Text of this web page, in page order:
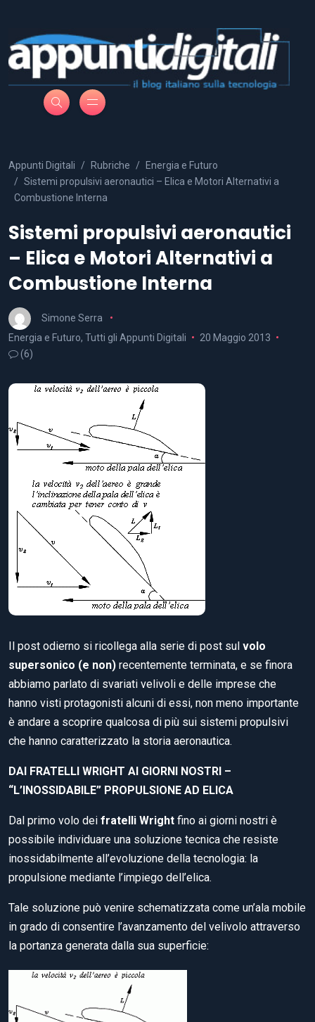
Appunti Digitali Rubriche
Energia e Futuro
Sistemi propulsivi aeronautici – Elica e Motori Alternativi a
Combustione Interna
Sistemi propulsivi aeronautici
– Elica e Motori Alternativi a
Combustione Interna
Simone Serra
Energia e Futuro, Tutti gli Appunti Digitali
20 Maggio 2013
(6)
Il post odierno si ricollega alla serie di post sul volo
supersonico (e non) recentemente terminata, e se finora
abbiamo parlato di svariati velivoli e delle imprese che
hanno visti protagonisti alcuni di essi, non meno importante
è andare a scoprire qualcosa di più sui sistemi propulsivi
che hanno caratterizzato la storia aeronautica.
DAI FRATELLI WRIGHT AI GIORNI NOSTRI –
“L’INOSSIDABILE” PROPULSIONE AD ELICA
Dal primo volo dei fratelli Wright fino ai giorni nostri è
possibile individuare una soluzione tecnica che resiste
inossidabilmente all’evoluzione della tecnologia: la
propulsione mediante l’impiego dell’elica.
Tale soluzione può venire schematizzata come un’ala mobile
in grado di consentire l’avanzamento del velivolo attraverso
la portanza generata dalla sua superficie: